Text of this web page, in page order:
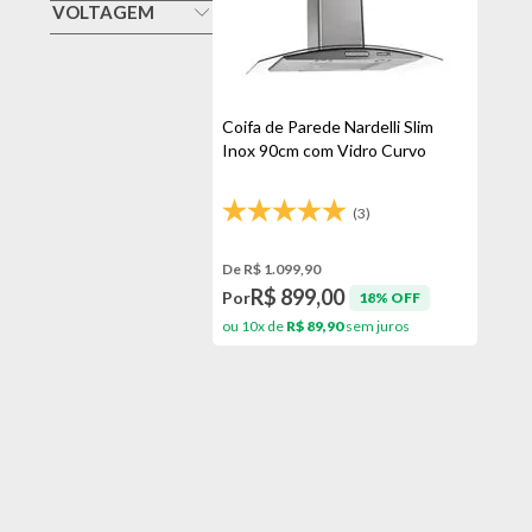
Veja todas as opções
Inox
VOLTAGEM
Coifa de Parede Nardelli Slim
Inox 90cm com Vidro Curvo
(3)
De R$ 1.099,90
PorR$ 899,00
18% OFF
ou 10x de R$ 89,90sem juros